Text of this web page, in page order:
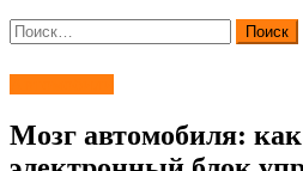
Найти:
Мозг автомобиля: как